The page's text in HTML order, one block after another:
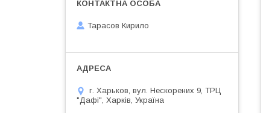
Тарасов Кирило
г. Харьков, вул. Нескорених 9, ТРЦ
"Дафі", Харків, Україна